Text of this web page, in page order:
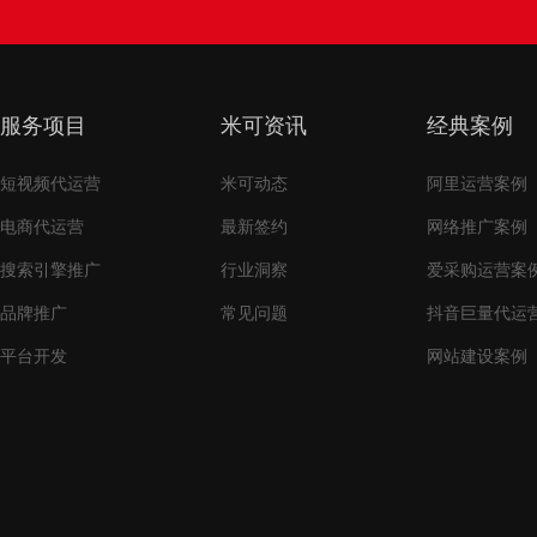
服务项目
短视频代运营
电商代运营
搜索引擎推广
品牌推广
平台开发
米可资讯
米可动态
最新签约
行业洞察
常见问题
经典案例
阿里运营案例
网络推广案例
爱采购运营案
抖音巨量代运
网站建设案例